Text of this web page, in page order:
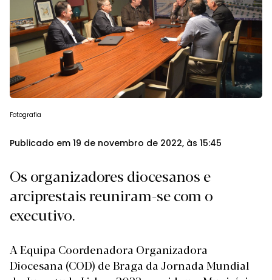
Fotografia
Publicado em 19 de novembro de 2022, às 15:45
Os organizadores diocesanos e
arciprestais reuniram-se com o
executivo.
A Equipa Coordenadora Organizadora
Diocesana (COD) de Braga da Jornada Mundial